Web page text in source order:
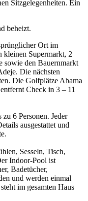
Sitzgelegenheiten. Ein
beheizt.
Ort im
kleinen Supermarkt, 2
sowie den Bauernmarkt
Die nächsten
Die Golfplätze Abama
Check in 3 – 11
6 Personen. Jeder
ausgestattet und
Sesseln, Tisch,
Indoor-Pool ist
Badetücher,
und werden einmal
im gesamten Haus